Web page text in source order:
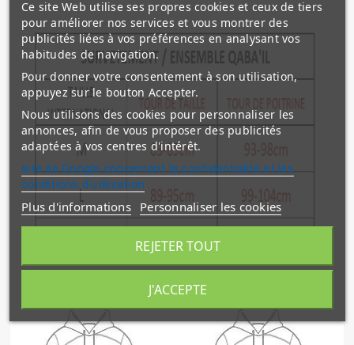
Ce site Web utilise ses propres cookies et ceux de tiers
pour améliorer nos services et vous montrer des
publicités liées à vos préférences en analysant vos
habitudes de navigation.
Pour donner votre consentement à son utilisation,
appuyez sur le bouton Accepter.
Nous utilisons des cookies pour personnaliser les
annonces, afin de vous proposer des publicités
adaptées à vos centres d'intérêt.
site de Google concernant la confidentialité et les
conditions d'utilisation
Plus d'informations Personnaliser les cookies
REJETER TOUT
J'ACCEPTE